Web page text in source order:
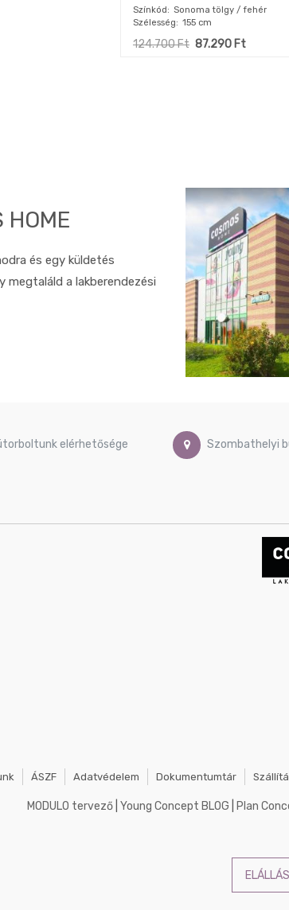
Színkód
Sonoma tölgy / fehér
Szélesség
155 cm
124.700Ft 87.290Ft
HOME
és egy küldetés
megtaláld a lakberendezési
elérhetősége Szombathelyi
ÁSZF Adatvédelem Dokumentumtár
MODULO tervező |Young Concept BLOG Plan